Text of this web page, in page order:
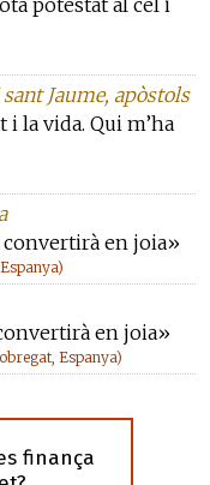
potestat al cel i
Jaume, apòstols
i la vida. Qui m’ha
convertirà en joia»
en joia»
Espanya)
finança